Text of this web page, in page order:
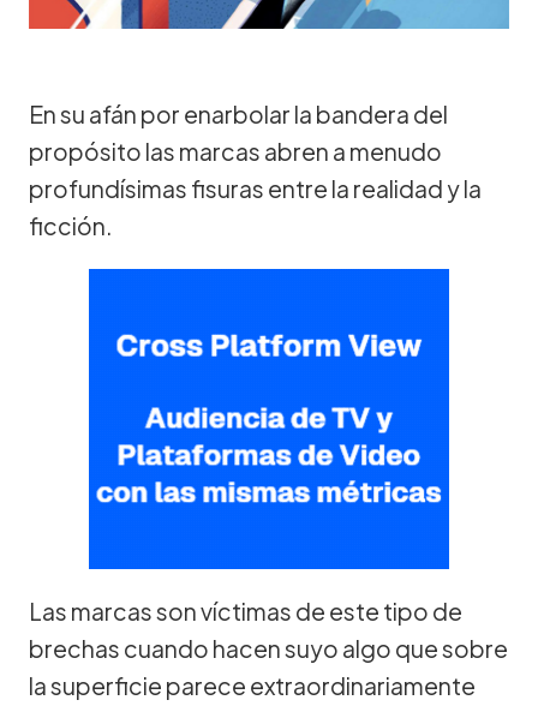
En su afán por enarbolar la bandera del
propósito las marcas abren a menudo
profundísimas fisuras entre la realidad y la
ficción.
Las marcas son víctimas de este tipo de
brechas cuando hacen suyo algo que sobre
la superficie parece extraordinariamente